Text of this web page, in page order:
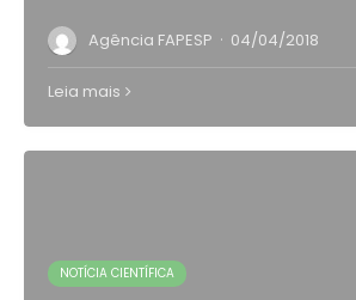
Agência FAPESP · 04/04/2018
Leia mais
NOTÍCIA CIENTÍFICA